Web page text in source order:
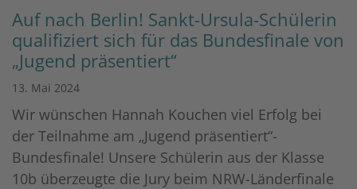
Auf nach Berlin! Sankt-Ursula-Schülerin
qualifiziert sich für das Bundesfinale von
„Jugend präsentiert“
13. Mai 2024
Wir wünschen Hannah Kouchen viel Erfolg bei
der Teilnahme am „Jugend präsentiert“-
Bundesfinale! Unsere Schülerin aus der Klasse
10b überzeugte die Jury beim NRW-Länderfinale